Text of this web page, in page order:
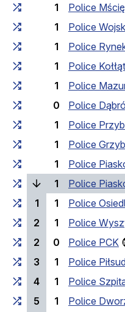
1
Police
1
Police
1
Police
1
Police
1
Police
0
Police
1
Police
1
Police
1
Police
1
Police
1
1
Police
2
1
Police
2
0
Police PCK
3
1
Police
4
1
Police
5
1
Police